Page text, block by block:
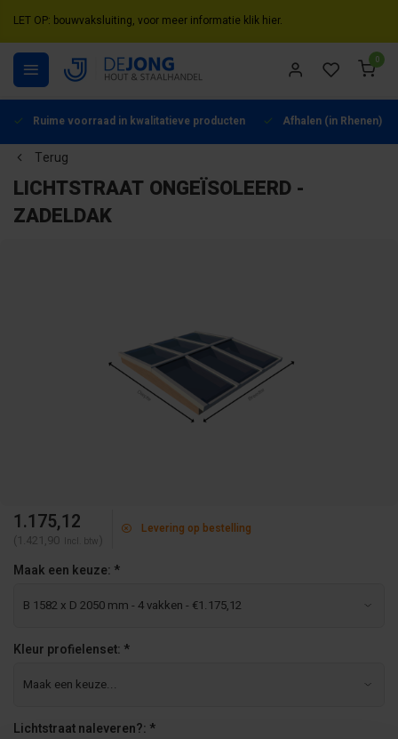
LET OP: bouwvaksluiting, voor meer informatie klik hier.
0
Ruime voorraad in kwalitatieve producten Afhalen (in Rhenen)
Terug
LICHTSTRAAT ONGEÏSOLEERD -
ZADELDAK
1.175,12
(1.421,90 Incl. btw )
Levering op bestelling
Maak een keuze: *
Kleur profielenset: *
Lichtstraat naleveren?: *